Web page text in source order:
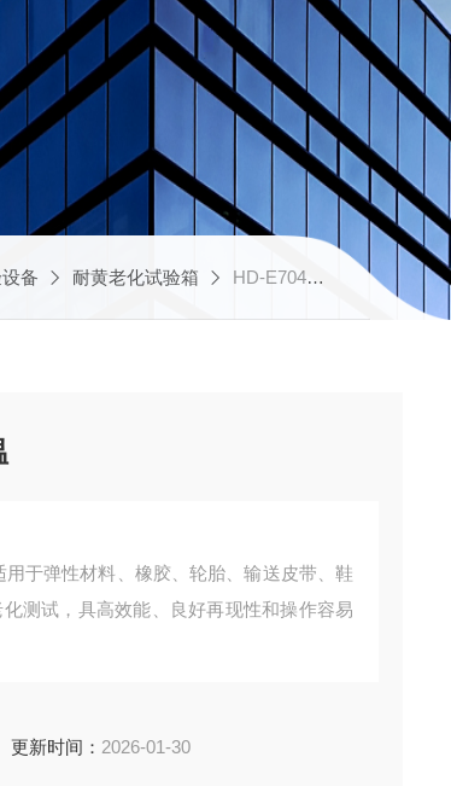
备 耐黄老化试验箱 HD-E704弹性材料耐老化试验仪 精准控温
于弹性材料、橡胶、轮胎、输送皮带、鞋
测试，具高效能、良好再现性和操作容易
更新时间： 2026-01-30